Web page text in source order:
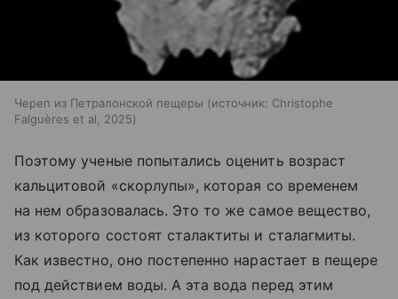
Череп из Петралонской пещеры источник: Christophe
Falguères et al, 2025
Поэтому ученые попытались оценить возраст
кальцитовой «скорлупы», которая со временем
на нем образовалась. Это то же самое вещество,
из которого состоят сталактиты и сталагмиты.
Как известно, оно постепенно нарастает в пещере
под действием воды. А эта вода перед этим